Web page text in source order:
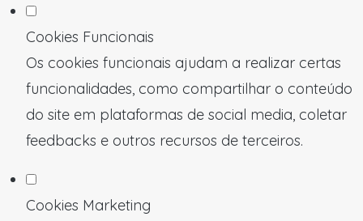
Cookies Funcionais
Os cookies funcionais ajudam a realizar certas
funcionalidades, como compartilhar o conteúdo
do site em plataformas de social media, coletar
feedbacks e outros recursos de terceiros.
Cookies Marketing